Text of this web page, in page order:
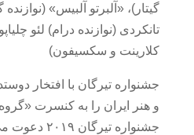
گیتار)، «آلبرتو آلبیس» (نوازنده
تانکردی (نوازنده درام) لئو
کلارینت و سکسیفون)
جشنواره تیرگان با افتخار
و هنر ایران را به کنسرت
جشنواره تیرگان ۲۰۱۹ دعوت می‌کند.